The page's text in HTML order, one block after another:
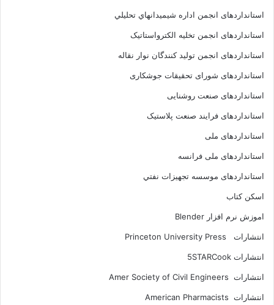
استانداردهای انجمن اداره شيميدانهاي تحليلي
استانداردهای انجمن تخليه الکترواستاتيک
استانداردهای انجمن توليد کنندگان نوار نقاله
استانداردهای شورای تحقیقات جوشکاری
استانداردهای صنعت روشنایی
استانداردهای فرايند صنعت پلاستيک
استانداردهای ملی
استانداردهای ملی فرانسه
استانداردهای موسسه تجهيزات نفتي
اسکن کتاب
اموزش نرم افزار Blender
انتشارات Princeton University Press
انتشارات ‎ 5STARCook
انتشارات Amer Society of Civil Engineers
انتشارات American Pharmacists